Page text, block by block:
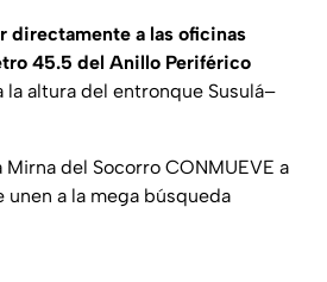
directamente a las oficinas
45.5 del Anillo Periférico
la altura del entronque Susulá–
del Socorro CONMUEVE a
unen a la mega búsqueda